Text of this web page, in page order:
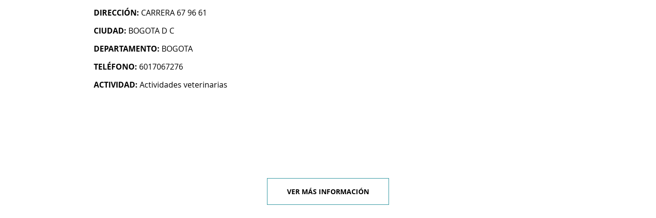
DIRECCIÓN: CARRERA 67 96 61
CIUDAD: BOGOTA D C
DEPARTAMENTO: BOGOTA
TELÉFONO: 6017067276
ACTIVIDAD: Actividades veterinarias
VER MÁS INFORMACIÓN